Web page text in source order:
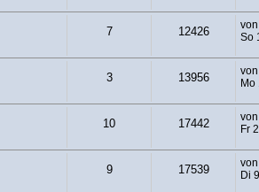
7 12426 von
So
3 13956 von
Mo
10 17442 von
Fr
9 17539
Di